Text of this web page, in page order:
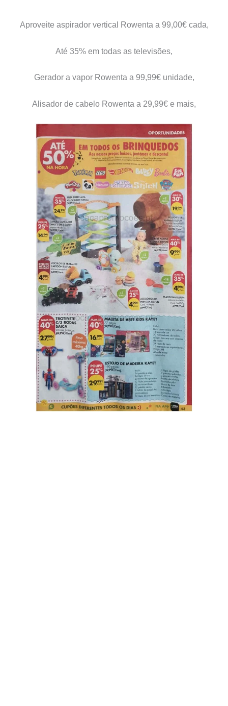
Aproveite aspirador vertical Rowenta a 99,00€ cada,
Até 35% em todas as televisões,
Gerador a vapor Rowenta a 99,99€ unidade,
Alisador de cabelo Rowenta a 29,99€ e mais,